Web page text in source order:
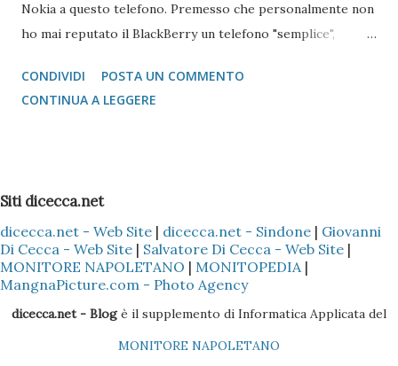
Nokia a questo telefono. Premesso che personalmente non
ho mai reputato il BlackBerry un telefono "semplice",
l'idea di mandare i vcard via bluetooth (come si fa con quasi
tutti i Nokia e Samsung), l'unica alternativa è quella di
Nokia PC Suite 3 - Sincronizzare solo la Rubrica
(ovviamente dipende sempre se il cellulare Nokia è il Vostro
o di un Vostro amico) del Nokia con l'Outlook, così che tutti
i dati presenti nella Rubrica siano copiati nella sezione
Contatti dell'Outlook 4 - Scaricare l'ultima versione del
CONDIVIDI
POSTA UN COMMENTO
CONTINUA A LEGGERE
Siti dicecca.net
dicecca.net - Web Site | dicecca.net - Sindone | Giovanni
Di Cecca - Web Site | Salvatore Di Cecca - Web Site |
MONITORE NAPOLETANO | MONITOPEDIA |
MangnaPicture.com - Photo Agency
dicecca.net - Blogè il supplemento di Informatica Applicata del
MONITORE NAPOLETANO